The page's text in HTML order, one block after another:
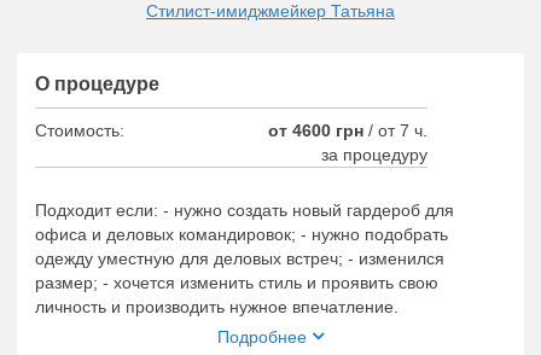
Стилист-имиджмейкер Татьяна
О процедуре
Стоимость: от 4600 грн / от 7 ч.
за процедуру
Подходит если: - нужно создать новый гардероб для
офиса и деловых командировок; - нужно подобрать
одежду уместную для деловых встреч; - изменился
размер; - хочется изменить стиль и проявить свою
личность и производить нужное впечатление.
Подробнее